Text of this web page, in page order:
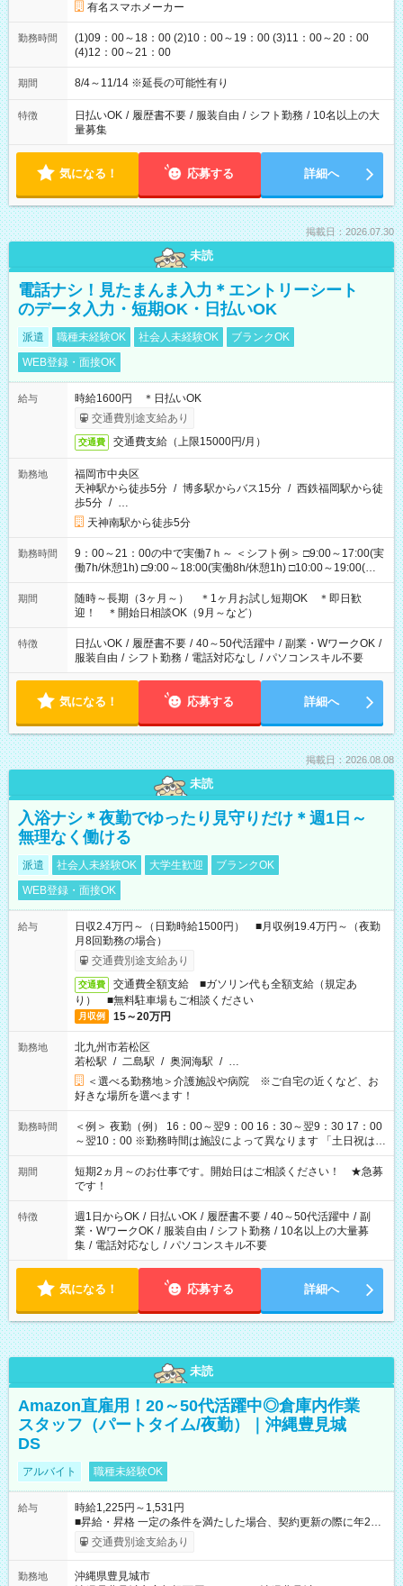
有名スマホメーカー
勤務時間
(1)09：00～18：00 (2)10：00～19：00 (3)11：00～20：00
(4)12：00～21：00
期間 8/4～11/14 ※延長の可能性有り
特徴 日払いOK / 履歴書不要 / 服装自由 / シフト勤務 / 10名以上の大
量募集
気になる！ 応募する 詳細へ
掲載日：2026.07.30
未読
電話ナシ！見たまんま入力＊エントリーシート
のデータ入力・短期OK・日払いOK
派遣 職種未経験OK 社会人未経験OK
ブランクOK
WEB登録・面接OK
給与
時給1600円 ＊日払いOK
交通費別途支給あり
交通費 交通費支給（上限15000円/月）
勤務地
福岡市中央区
天神駅から徒歩5分 / 博多駅からバス15分 / 西鉄福岡駅から徒
歩5分 / …
天神南駅から徒歩5分
勤務時間
9：00～21：00の中で実働7ｈ～ ＜シフト例＞ □9:00～17:00(実
働7h/休憩1h) □9:00～18:00(実働8h/休憩1h) □10:00～19:00(実
働8h/休憩1h) □11:00～20:00(実働8h/休憩1h) □12:00～20:00(実
働7h/休憩1h) □12:00～21:00(実働7h/休憩1h) ＊固定OK ＊選べ
る時間帯！
期間
随時～長期（3ヶ月～） ＊1ヶ月お試し短期OK ＊即日歓
迎！ ＊開始日相談OK（9月～など）
特徴 日払いOK / 履歴書不要 / 40～50代活躍中 / 副業・WワークOK /
服装自由 / シフト勤務 / 電話対応なし / パソコンスキル不要
気になる！ 応募する 詳細へ
掲載日：2026.08.08
未読
入浴ナシ＊夜勤でゆったり見守りだけ＊週1日～
無理なく働ける
派遣 社会人未経験OK 大学生歓迎
ブランクOK
WEB登録・面接OK
給与
日収2.4万円～（日勤時給1500円） ■月収例19.4万円～（夜勤
月8回勤務の場合）
交通費別途支給あり
交通費
交通費全額支給 ■ガソリン代も全額支給（規定あ
り） ■無料駐車場もご相談ください
月収例 15～20万円
勤務地
北九州市若松区
若松駅 / 二島駅 / 奥洞海駅 / …
＜選べる勤務地＞介護施設や病院 ※ご自宅の近くなど、お
好きな場所を選べます！
勤務時間
＜例＞ 夜勤（例） 16：00～翌9：00 16：30～翌9：30 17：00
～翌10：00 ※勤務時間は施設によって異なります 「土日祝は休
みたい」 「しっかり稼ぎたい」 「もう少し遅い時間から始めた
い」など ご希望にあったお仕事をご案内いたします。 ※未経験
の方の場合は1～2ヶ月間は日中での仕事を経験いただき、 お
仕事に慣れてからの夜勤になります。 ★家庭の都合でお休みが
必要な場合も遠慮なくご相談ください。
期間
短期2ヵ月～のお仕事です。開始日はご相談ください！ ★急募
です！
特徴 週1日からOK / 日払いOK / 履歴書不要 / 40～50代活躍中 / 副
業・WワークOK / 服装自由 / シフト勤務 / 10名以上の大量募
集 / 電話対応なし / パソコンスキル不要
気になる！ 応募する 詳細へ
未読
Amazon直雇用！20～50代活躍中◎倉庫内作業
スタッフ（パートタイム/夜勤）｜沖縄豊見城
DS
アルバイト 職種未経験OK
給与
時給1,225円～1,531円
■昇給・昇格 一定の条件を満たした場合、契約更新の際に年2回
まで昇給の機会があります。 ■正社員登用制度あり ※月末締/翌
月25日支払い ※時間外手当、別途支給 ※深夜割増賃金 (22:00～
☆Amazon直雇用で安定して働けます！ 【試用期間】試用期間
交通費別途支給あり
勤務地
沖縄県豊見城市